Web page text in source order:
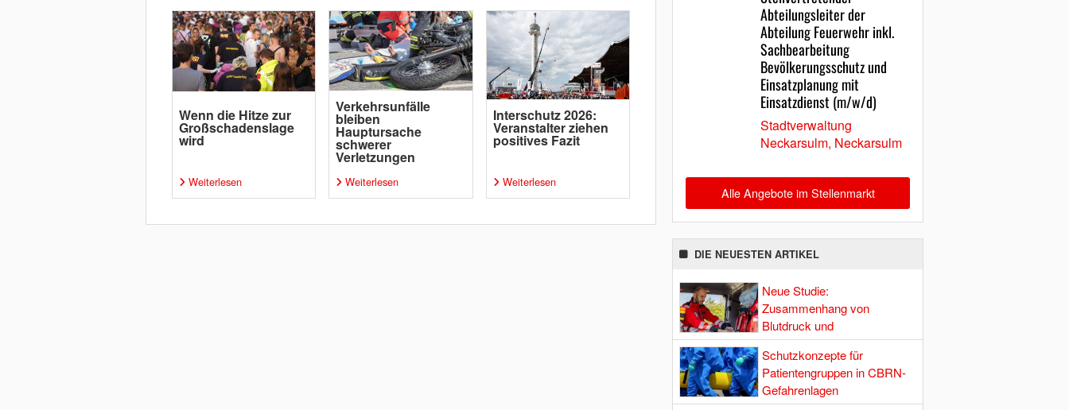
Wenn die Hitze zur
Großschadenslage
wird
Weiterlesen
Verkehrsunfälle
bleiben
Hauptursache
schwerer
Verletzungen
Weiterlesen
Interschutz 2026:
Veranstalter ziehen
positives Fazit
Weiterlesen
Abteilungsleiter der
Abteilung Feuerwehr inkl.
Sachbearbeitung
Bevölkerungsschutz und
Einsatzplanung mit
Einsatzdienst (m/w/d)
Stadtverwaltung
Neckarsulm, Neckarsulm
Alle Angebote im Stellenmarkt
DIE NEUESTEN ARTIKEL
Neue Studie:
Zusammenhang von
Blutdruck und
Hirndurchblutung
Schutzkonzepte für
Patientengruppen in CBRN-
Gefahrenlagen